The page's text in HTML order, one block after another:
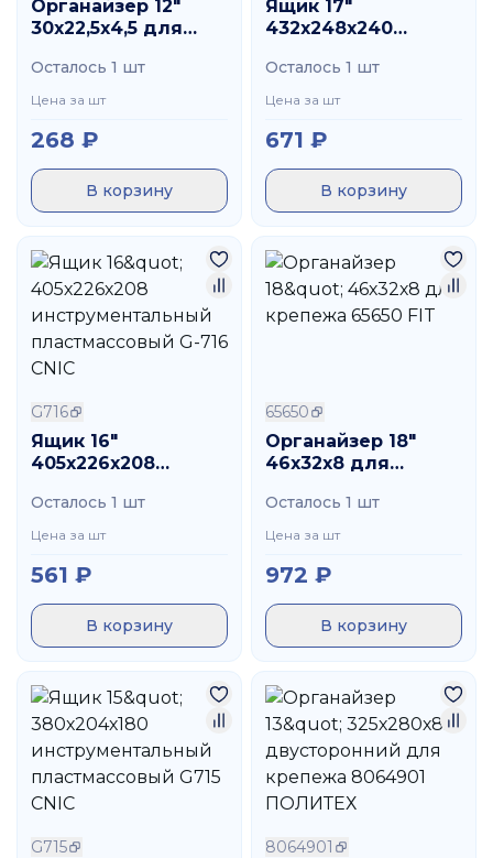
Органайзер 12"
30х22,5х4,5 для
Осталось 1 шт
Цена за шт
268 ₽
В корзину
Ящик 17"
432х248х240
пластмассовый
G717 CNIC
Осталось 1 шт
Цена за шт
671 ₽
В корзину
G716
Ящик 16"
405х226х208
пластмассовый G-
716 CNIC
Осталось 1 шт
Цена за шт
561 ₽
В корзину
65650
Органайзер 18"
46х32х8 для
Осталось 1 шт
Цена за шт
972 ₽
В корзину
G715 8064901